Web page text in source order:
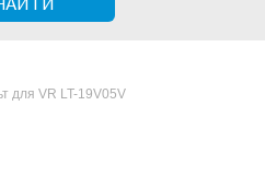
для VR LT-19V05V